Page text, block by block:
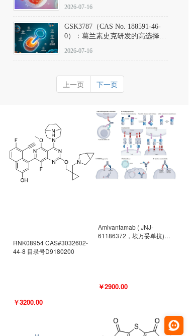
2026-07-16
GSK3787（CAS No. 188591-46-
0）：葛兰素史克研发的高选择
抗剂，被广泛视为研究PPARδ核
靶点药理机制的金标准化学探
针。
2026-07-16
上一页 下一页
RNK08954 CAS#3032602-
44-8 目录号D9180200
￥3200.00
Amivantamab ( JNJ-
61186372，埃万妥单抗)
￥2900.00